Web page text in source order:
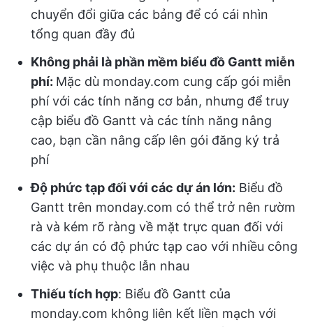
chuyển đổi giữa các bảng để có cái nhìn
tổng quan đầy đủ
Không phải là phần mềm biểu đồ Gantt miễn
phí: Mặc dù monday.com cung cấp gói miễn
phí với các tính năng cơ bản, nhưng để truy
cập biểu đồ Gantt và các tính năng nâng
cao, bạn cần nâng cấp lên gói đăng ký trả
phí
Độ phức tạp đối với các dự án lớn: Biểu đồ
Gantt trên monday.com có thể trở nên rườm
rà và kém rõ ràng về mặt trực quan đối với
các dự án có độ phức tạp cao với nhiều công
việc và phụ thuộc lẫn nhau
Thiếu tích hợp: Biểu đồ Gantt của
monday.com không liên kết liền mạch với